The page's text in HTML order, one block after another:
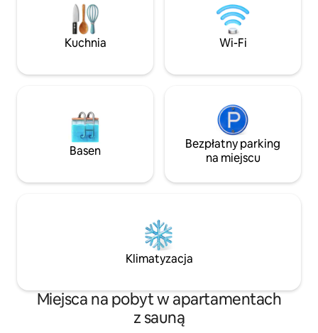
i ogrzewaniem podłogowym. Dobrze
wyposażona kuchnia z ekspresem do
kawy. Zadaszona część wypoczynkowa
na świeżym powietrzu z paleniskiem i
telewizja hybrydowa (Netflix itp.). 2
poniżej 6
wolno pływać ani
paddleboardingu. NOWOŚĆ NA ROK
2026 – Talia
świeżym
Kuchnia Wi-Fi
Basen
Bezpłatny parking
na miejscu
Klimatyzacja
Miejsca na pobyt w apartamentach
z sauną